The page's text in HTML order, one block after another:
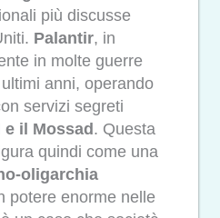
più discusse
Palantir, in
in molte guerre
anni, operando
servizi segreti
e il Mossad. Questa
quindi come una
oligarchia
potere enorme nelle